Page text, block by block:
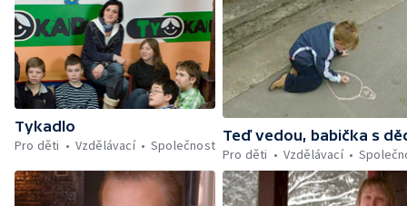
Tykadlo
Pro děti
Vzdělávací Společnost
Teď vedou, babička s
Pro děti
Vzdělávací